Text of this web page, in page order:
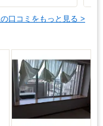
口コミをもっと見る >